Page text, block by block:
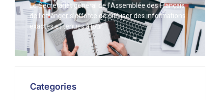
Le Secrétariat général de l’Assemblée des Français
de l’étranger s’efforce de diffuser des informations
exactes et tenues à jour.
Categories